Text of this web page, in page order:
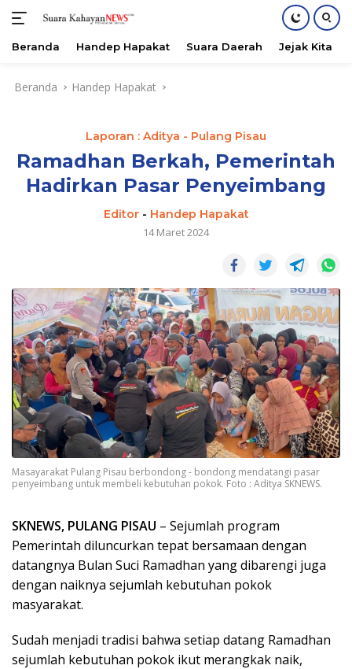
Beranda Handep Hapakat Suara Daerah Jejak Kita
Beranda Handep Hapakat
Laporan : Aditya - Pulang Pisau
Ramadhan Berkah, Pemerintah
Hadirkan Pasar Penyeimbang
Editor- Handep Hapakat
14 Maret 2024
Masayarakat Pulang Pisau berbondong - bondong mendatangi pasar
penyeimbang untuk membeli kebutuhan pokok. Foto : Aditya SKNEWS.
SKNEWS, PULANG PISAU – Sejumlah program
Pemerintah diluncurkan tepat bersamaan dengan
datangnya Bulan Suci Ramadhan yang dibarengi juga
dengan naiknya sejumlah kebutuhan pokok
masyarakat.
Sudah menjadi tradisi bahwa setiap datang Ramadhan
sejumlah kebutuhan pokok ikut merangkak naik,